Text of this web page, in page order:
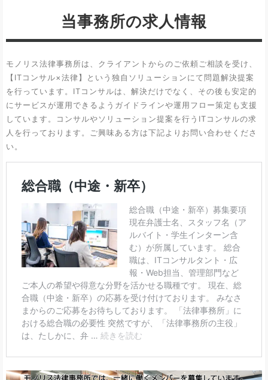
当事務所の求人情報
モノリス法律事務所は、クライアントからのご依頼ご相談を受け、
【ITコンサル×法律】という独自ソリューションにて問題解決提案
を行っています。ITコンサルは、解決だけでなく、その後も安定的
にサービスが運用できるようガイドラインや運用フロー策定も支援
しています。コンサルやソリューション提案を行うITコンサルの求
人を行っております。ご興味ある方は下記よりお問い合わせくださ
い。